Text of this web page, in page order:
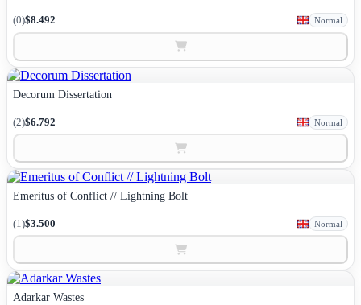
(0)$8.492 Normal
Decorum Dissertation
(2)$6.792 Normal
Emeritus of Conflict // Lightning Bolt
(1)$3.500 Normal
Adarkar Wastes